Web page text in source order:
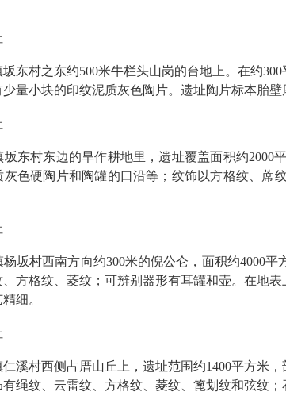
村之东约500米牛栏头山岗的台地上。在约300
量小块的印纹泥质灰色陶片。遗址陶片标本胎
村东边的旱作耕地里，遗址覆盖面积约2000
灰色硬陶片和陶罐的口沿等；纹饰以方格纹、蓆
村西南方向约300米的倪公仑，面积约4000平
方格纹、菱纹；可辨别器形有耳罐和壶。在地
细。
村西侧占厝山丘上，遗址范围约1400平方米，
绳纹、云雷纹、方格纹、菱纹、篦划纹和弦纹